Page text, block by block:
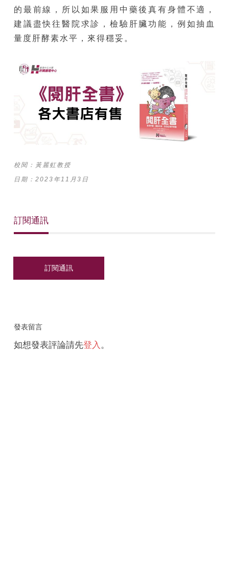
的最前線，所以如果服用中藥後真有身體不適，
建議盡快往醫院求診，檢驗肝臟功能，例如抽血
量度肝酵素水平，來得穩妥。
校閱：黃麗虹教授
日期：2023年11月3日
訂閱通訊
發表留言
如想發表評論請先登入 。